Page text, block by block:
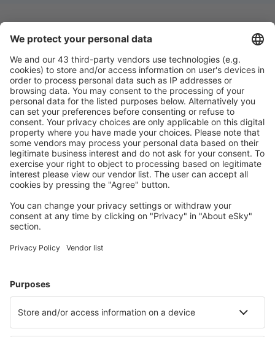
Descarga nuestra appy planifica
cómodamente tus viajes
Planifica tu viaje
Vuelos baratos
Escapadas
Vuelo+Hotel
Hoteles
Traslados